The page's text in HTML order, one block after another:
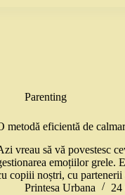
Parenting
metodă eficientă de
vreau să vă povestesc
emoțiilor grele.
copiii noștri, cu
Printesa Urbana
24